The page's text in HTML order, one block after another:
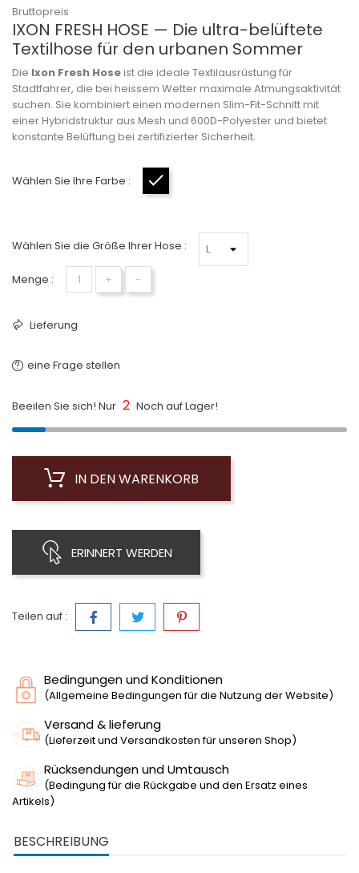
Bruttopreis
IXON FRESH HOSE — Die ultra-belüftete
Textilhose für den urbanen Sommer
Die Ixon Fresh Hoseist die ideale Textilausrüstung für
Stadtfahrer, die bei heissem Wetter maximale Atmungsaktivität
suchen. Sie kombiniert einen modernen Slim-Fit-Schnitt mit
einer Hybridstruktur aus Mesh und 600D-Polyester und bietet
konstante Belüftung bei zertifizierter Sicherheit.
Wählen Sie Ihre Farbe :
Wählen Sie die Größe Ihrer Hose :
Menge : + −
Lieferung
eine Frage stellen
Beeilen Sie sich! Nur 2 Noch auf Lager!
IN DEN WARENKORB
ERINNERT WERDEN
Teilen auf :
Bedingungen und Konditionen
(Allgemeine Bedingungen für die Nutzung der Website)
Versand & lieferung
(Lieferzeit und Versandkosten für unseren Shop)
Rücksendungen und Umtausch
(Bedingung für die Rückgabe und den Ersatz eines
Artikels)
BESCHREIBUNG